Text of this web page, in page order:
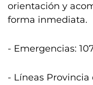
orientación y
forma inmediata.
- Emergencias: 107
- Líneas